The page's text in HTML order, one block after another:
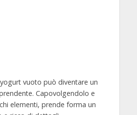
vuoto può diventare un
Capovolgendolo e
elementi, prende forma un